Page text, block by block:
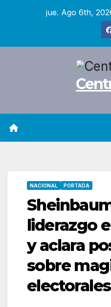
jue. Ago 6th,
NACIONAL PORTADA
liderazgo
y aclara
sobre
electorales